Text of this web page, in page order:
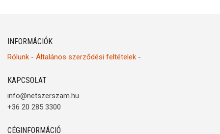
INFORMÁCIÓK
Rólunk - Általános szerződési feltételek -
KAPCSOLAT
info@netszerszam.hu
+36 20 285 3300
CÉGINFORMÁCIÓ